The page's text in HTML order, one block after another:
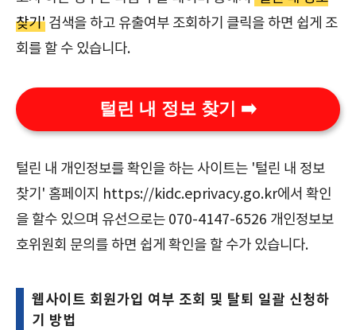
찾기' 검색을 하고 유출여부 조회하기 클릭을 하면 쉽게 조
회를 할 수 있습니다.
털린 내 정보 찾기 ➡️
털린 내 개인정보를 확인을 하는 사이트는 '털린 내 정보
찾기' 홈페이지 https://kidc.eprivacy.go.kr에서 확인
을 할수 있으며 유선으로는 070-4147-6526 개인정보보
호위원회 문의를 하면 쉽게 확인을 할 수가 있습니다.
웹사이트 회원가입 여부 조회 및 탈퇴 일괄 신청하
기 방법